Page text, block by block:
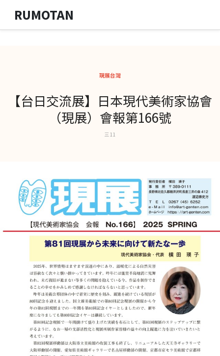
RUMOTAN
現展台灣
【台日交流展】日本現代美術家協會
（現展）會報第166號
三 11